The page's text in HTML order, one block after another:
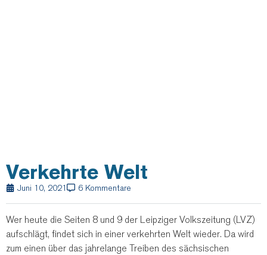
Verkehrte Welt
Juni 10, 2021 6 Kommentare
Wer heute die Seiten 8 und 9 der Leipziger Volkszeitung (LVZ)
aufschlägt, findet sich in einer verkehrten Welt wieder. Da wird
zum einen über das jahrelange Treiben des sächsischen